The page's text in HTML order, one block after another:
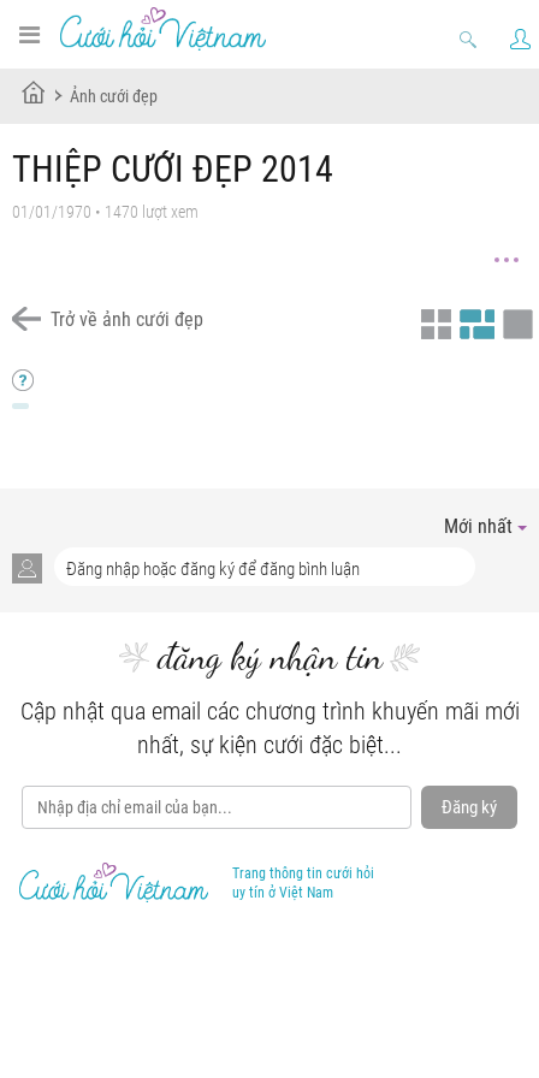
Ảnh cưới đẹp
THIỆP CƯỚI ĐẸP 2014
01/01/1970 • 1470 lượt xem
Trở về ảnh cưới đẹp
Mới nhất
đăng ký nhận tin
Cập nhật qua email các chương trình khuyến mãi mới
nhất, sự kiện cưới đặc biệt...
Đăng ký
Trang thông tin cưới hỏi
uy tín ở Việt Nam